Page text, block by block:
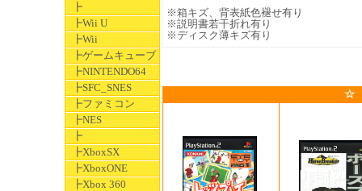
┣
┣Wii U
┣Wii
┣ゲームキューブ
┣NINTENDO64
┣SFC_SNES
┣ファミコン
┣NES
┣
┣XboxSX
┣XboxONE
┣Xbox 360
※箱キズ、背表紙色褪せ有り
※説明書若干折れ有り
※ディスク薄キズ有り
☆